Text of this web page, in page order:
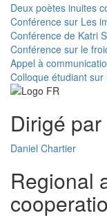
Deux poètes inuites
Conférence sur Les
Conférence de Katri
Conférence sur le
Appel à
Colloque étudiant
Dirigé par
Daniel Chartier
Regional